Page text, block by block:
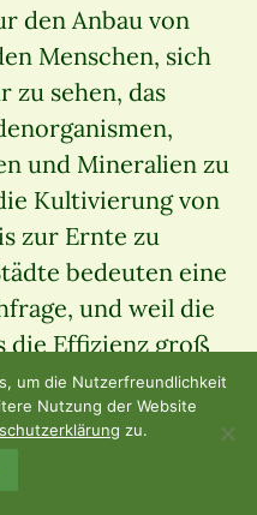
den Anbau von
Menschen, sich
zu sehen, das
und Mineralien zu
Kultivierung von
zur Ernte zu
bedeuten eine
und weil die
die Effizienz groß
kommt
indem sie
erzeugt. In der
wird alles,
um die Nutzerfreundlichkeit
Nutzung der Website
zu.